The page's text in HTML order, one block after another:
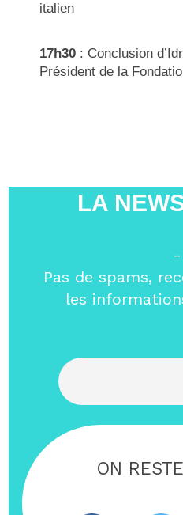
italien
17h30 : Conclusion
Président de la
LA
-
Pas de spams,
les
ON